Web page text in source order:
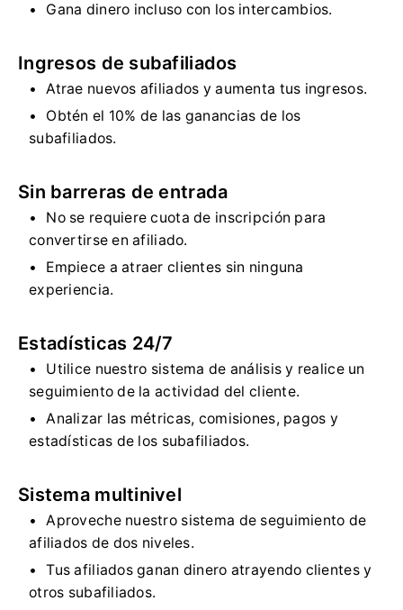
Gana dinero incluso con los intercambios.
Ingresos de subafiliados
Atrae nuevos afiliados y aumenta tus ingresos.
Obtén el 10% de las ganancias de los
subafiliados.
Sin barreras de entrada
No se requiere cuota de inscripción para
convertirse en afiliado.
Empiece a atraer clientes sin ninguna
experiencia.
Estadísticas 24/7
Utilice nuestro sistema de análisis y realice un
seguimiento de la actividad del cliente.
Analizar las métricas, comisiones, pagos y
estadísticas de los subafiliados.
Sistema multinivel
Aproveche nuestro sistema de seguimiento de
afiliados de dos niveles.
Tus afiliados ganan dinero atrayendo clientes y
otros subafiliados.